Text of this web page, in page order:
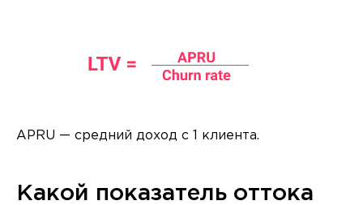
APRU — средний доход с 1 клиента.
Какой показатель оттока